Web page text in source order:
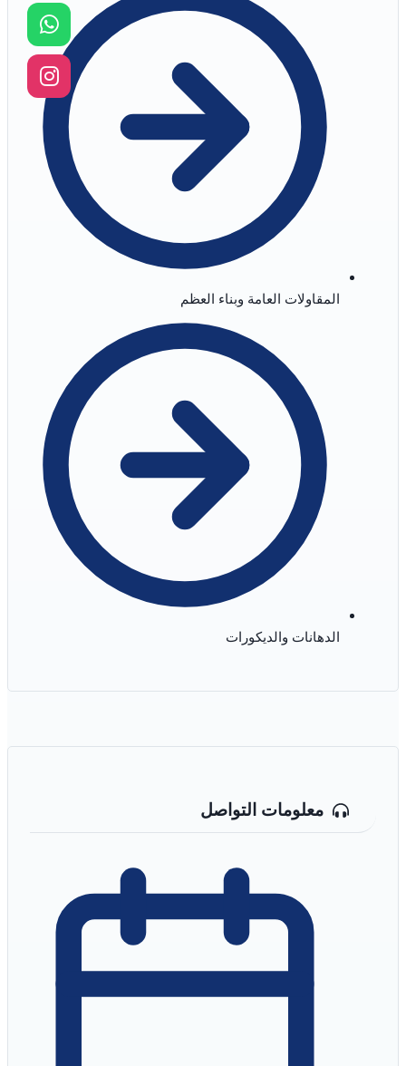
المقاولات العامة وبناء العظم
الدهانات والديكورات
معلومات التواصل